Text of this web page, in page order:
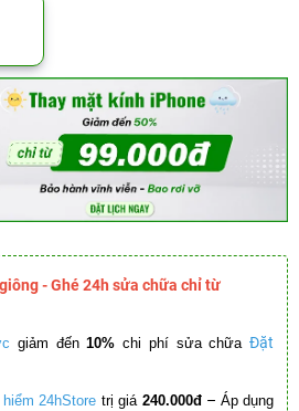
- Ghé 24h sửa chữa chỉ từ
giảm đến10% chi phí sửa chữa Đặt
24hStore trị giá 240.000đ – Áp dụng